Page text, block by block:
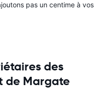
pas un centime à vos
des
de Margate